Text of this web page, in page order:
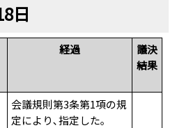
日
経過
議決
結果
会議規則第3条第1項の規
定により､指定した｡